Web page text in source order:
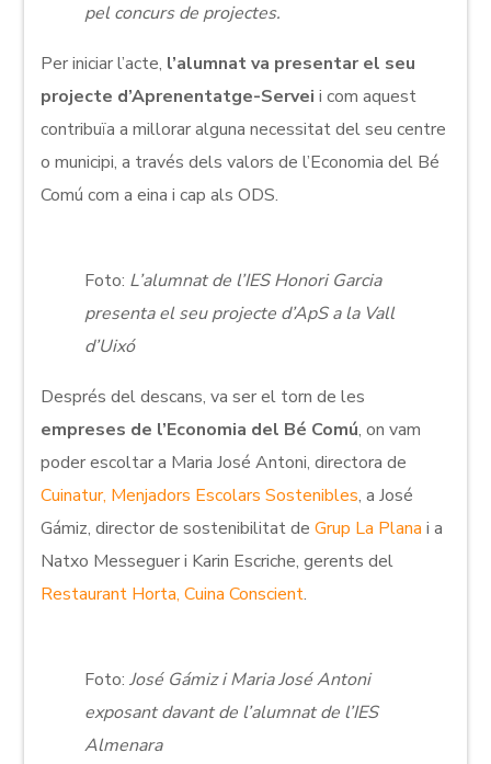
pel concurs de projectes.
Per iniciar l’acte, l’alumnat va presentar el seu
projecte d’Aprenentatge-Servei i com aquest
contribuïa a millorar alguna necessitat del seu centre
o municipi, a través dels valors de l’Economia del Bé
Comú com a eina i cap als ODS.
Foto: L’alumnat de l’IES Honori Garcia
presenta el seu projecte d’ApS a la Vall
d’Uixó
Després del descans, va ser el torn de les
empreses de l’Economia del Bé Comú, on vam
poder escoltar a Maria José Antoni, directora de
Cuinatur, Menjadors Escolars Sostenibles, a José
Gámiz, director de sostenibilitat deGrup La Plana i a
Natxo Messeguer i Karin Escriche, gerents del
Restaurant Horta, Cuina Conscient.
Foto:José Gámiz i Maria José Antoni
exposant davant de l’alumnat de l’IES
Almenara